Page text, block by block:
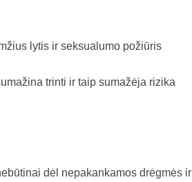
lytis ir seksualumo požiūris
trinti ir taip sumažėja rizika
dėl nepakankamos drėgmės ir